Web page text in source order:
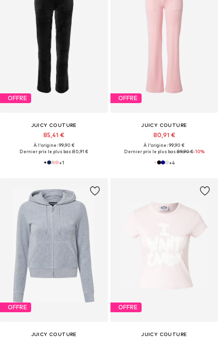
OFFRE
JUICY COUTURE
85,41 €
À l'origine : 99,90 €
Dernier prix le plus bas :80,91 €
+1
OFFRE
JUICY COUTURE
80,91 €
À l'origine : 99,90 €
Dernier prix le plus bas :89,90 €-10%
+4
OFFRE
JUICY COUTURE
OFFRE
JUICY COUTURE